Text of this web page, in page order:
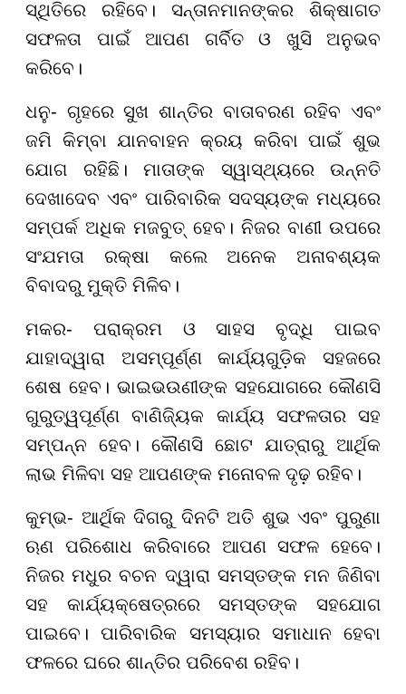
ସ୍ଥିତିରେ ରହିବେ। ସନ୍ତାନମାନଙ୍କର ଶିକ୍ଷାଗତ
ସଫଳତା ପାଇଁ ଆପଣ ଗର୍ବିତ ଓ ଖୁସି ଅନୁଭବ
କରିବେ।
ଧନୁ- ଗୃହରେ ସୁଖ ଶାନ୍ତିର ବାତାବରଣ ରହିବ ଏବଂ
ଜମି କିମ୍ବା ଯାନବାହନ କ୍ରୟ କରିବା ପାଇଁ ଶୁଭ
ଯୋଗ ରହିଛି। ମାତାଙ୍କ ସ୍ୱାସ୍ଥ୍ୟରେ ଉନ୍ନତି
ଦେଖାଦେବ ଏବଂ ପାରିବାରିକ ସଦସ୍ୟଙ୍କ ମଧ୍ୟରେ
ସମ୍ପର୍କ ଅଧିକ ମଜବୁତ୍ ହେବ। ନିଜର ବାଣୀ ଉପରେ
ସଂଯମତା ରକ୍ଷା କଲେ ଅନେକ ଅନାବଶ୍ୟକ
ବିବାଦରୁ ମୁକ୍ତି ମିଳିବ।
ମକର- ପରାକ୍ରମ ଓ ସାହସ ବୃଦ୍ଧି ପାଇବ
ଯାହାଦ୍ୱାରା ଅସମ୍ପୂର୍ଣ୍ଣ କାର୍ଯ୍ୟଗୁଡ଼ିକ ସହଜରେ
ଶେଷ ହେବ। ଭାଇଭଉଣୀଙ୍କ ସହଯୋଗରେ କୌଣସି
ଗୁରୁତ୍ୱପୂର୍ଣ୍ଣ ବାଣିଜ୍ୟିକ କାର୍ଯ୍ୟ ସଫଳତାର ସହ
ସମ୍ପନ୍ନ ହେବ। କୌଣସି ଛୋଟ ଯାତ୍ରାରୁ ଆର୍ଥିକ
ଲାଭ ମିଳିବା ସହ ଆପଣଙ୍କ ମନୋବଳ ଦୃଢ଼ ରହିବ।
କୁମ୍ଭ- ଆର୍ଥିକ ଦିଗରୁ ଦିନଟି ଅତି ଶୁଭ ଏବଂ ପୁରୁଣା
ଋଣ ପରିଶୋଧ କରିବାରେ ଆପଣ ସଫଳ ହେବେ।
ନିଜର ମଧୁର ବଚନ ଦ୍ୱାରା ସମସ୍ତଙ୍କ ମନ ଜିଣିବା
ସହ କାର୍ଯ୍ୟକ୍ଷେତ୍ରରେ ସମସ୍ତଙ୍କ ସହଯୋଗ
ପାଇବେ। ପାରିବାରିକ ସମସ୍ୟାର ସମାଧାନ ହେବା
ଫଳରେ ଘରେ ଶାନ୍ତିର ପରିବେଶ ରହିବ।